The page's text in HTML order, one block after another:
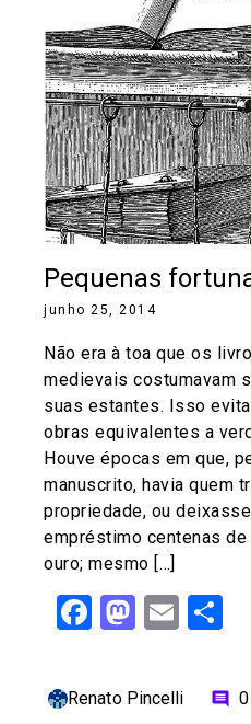
Pequenas
junho 25, 2014
Não era à toa que os
medievais costumavam
suas estantes. Isso
obras equivalentes a
Houve épocas em que,
manuscrito, havia quem
propriedade, ou
empréstimo centenas
ouro; mesmo […]
Facebook
Email
Renato Pincelli comment